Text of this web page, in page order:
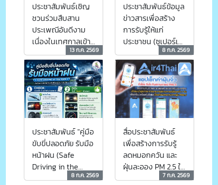
ประชาสัมพันธ์เชิญ
ชวนร่วมสืบสาน
ประเพณีอันดีงาม
เนื่องในเทศกาลเข้า
พรรษา
13 ก.ค. 2569
ประชาสัมพันธ์ข้อมูล
ข่าวสารเพื่อสร้าง
การรับรู้ให้แก่
ประชาชน (ซูเปอร์เอ
ลนีโญ... ภัยพิบัติที่
หลีกเลี่ยงไม่ได้ แต่
เราสามารถเตรียม
พร้อมรับมือได้)
8 ก.ค. 2569
ประชาสัมพันธ์ "คู่มือ
ขับขี่ปลอดภัย รับมือ
หน้าฝน (Safe
Driving in the
Rain)"
8 ก.ค. 2569
สื่อประชาสัมพันธ์
เพื่อสร้างการรับรู้
ลดหมอกควัน และ
ฝุ่นละออง PM 2.5 ใน
พื้นที่ที่เกิดวิกฤต7 ก.ค. 2569